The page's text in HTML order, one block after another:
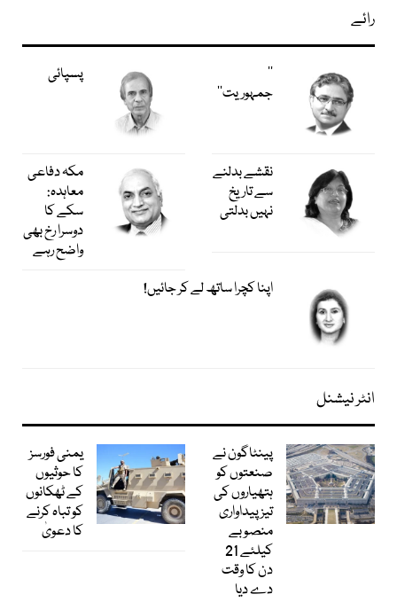
رائے
’’
جمہوریت‘‘
پسپائی
نقشے بدلنے
سے تاریخ
نہیں بدلتی
مکہ دفاعی
معاہدہ:
سکے کا
دوسرا رخ بھی
واضح رہے
اپنا کچرا ساتھ لے کر جائیں!
انٹر نیشنل
پینٹاگون نے
صنعتوں کو
ہتھیاروں کی
تیز پیداواری
منصوبے
کیلئے 21
دن کا وقت
دے دیا
یمنی فورسز
کا حوثیوں
کے ٹھکانوں
کو تباہ کرنے
کا دعویٰ